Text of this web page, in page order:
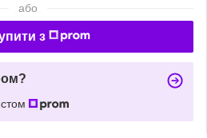
або
з